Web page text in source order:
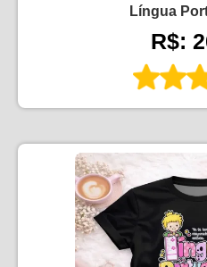
Língua
R$: